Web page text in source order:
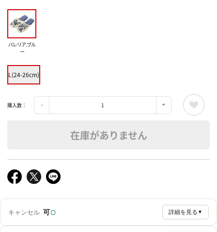
バレリア.ブル
ー
L(24-26cm)
購入数：
在庫がありません
キャンセル 可○ 詳細を見る ▼